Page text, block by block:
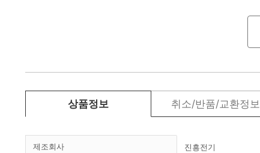
상품정보 취소/반품/교환정보
제조회사 진흥전기